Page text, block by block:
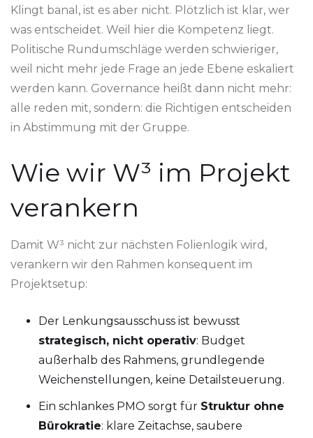
Klingt banal, ist es aber nicht. Plötzlich ist klar, wer
was entscheidet. Weil hier die Kompetenz liegt.
Politische Rundumschläge werden schwieriger,
weil nicht mehr jede Frage an jede Ebene eskaliert
werden kann. Governance heißt dann nicht mehr:
alle reden mit, sondern: die Richtigen entscheiden
in Abstimmung mit der Gruppe.
Wie wir W³ im Projekt
verankern
Damit W³ nicht zur nächsten Folienlogik wird,
verankern wir den Rahmen konsequent im
Projektsetup:
Der Lenkungsausschuss ist bewusst
strategisch, nicht operativ: Budget
außerhalb des Rahmens, grundlegende
Weichenstellungen, keine Detailsteuerung.
Ein schlankes PMO sorgt für Struktur ohne
Bürokratie: klare Zeitachse, saubere